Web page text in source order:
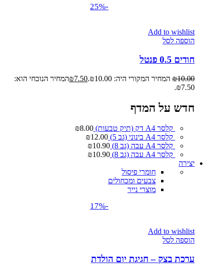
-25%
Add to wishlist
הוספה לסל
חודים 0.5 פנטל
₪10.00 המחיר המקורי היה: ₪10.00. ₪7.50
המחיר הנוכחי הוא:
₪7.50.
חדש על המדף
קלסר A4 דק (תיק טבעות) ₪8.00
קלסר A4 בינוני (גב 5)
₪12.00
קלסר A4 עבה (גב 8)
₪10.90
קלסר A4 עבה (גב 8)
₪10.90
יצירה
חומרי פיסול
צבעים ומכחולים
מוצרי נייר
-17%
Add to wishlist
הוספה לסל
ערכת בצק – חגיגת יום הולדת